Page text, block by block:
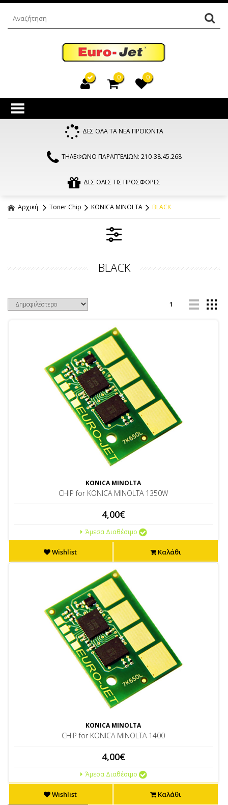
0 0
ΔΕΣ ΟΛΑ ΤΑ ΝΕΑ ΠΡΟΪΟΝΤΑ
ΤΗΛΕΦΩΝΟ ΠΑΡΑΓΓΕΛΙΩΝ: 210-38.45.268
ΔΕΣ ΟΛΕΣ ΤΙΣ ΠΡΟΣΦΟΡΕΣ
Αρχική Toner Chip KONICA MINOLTA BLACK
BLACK
1
KONICA MINOLTA
CHIP for KONICA MINOLTA 1350W
4,00€
Άμεσα Διαθέσιμο
Wishlist Καλάθι
KONICA MINOLTA
CHIP for KONICA MINOLTA 1400
4,00€
Άμεσα Διαθέσιμο
Wishlist Καλάθι